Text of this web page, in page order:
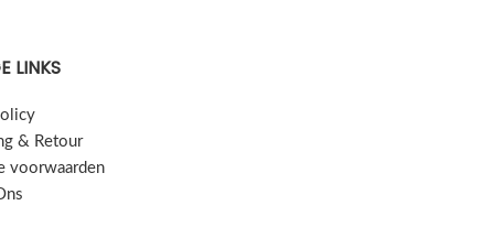
LINKS
& Retour
voorwaarden